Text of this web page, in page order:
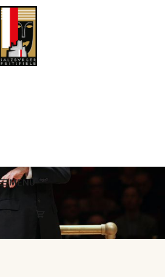
MENÜ
Dirigenten und Orchestern bringt
aus der Renaissance und kühne
den Festspielen.